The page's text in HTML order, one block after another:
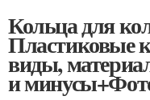
Кольца для
Пластиковые
виды,
и